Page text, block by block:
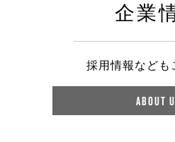
企業
採用情報なども
ABOUT